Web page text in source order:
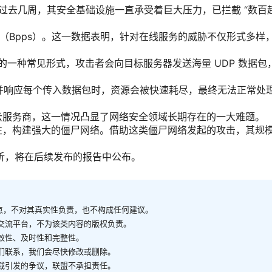
几周，其安全基础设施一直承受着巨大压力，已拦截 “数百
Bpps）。这一数据表明，针对在线服务的威胁不仅形式多样
种常见形式，攻击者会向目标服务器发送海量 UDP 数据包
应每个传入数据包时，资源会被快速耗尽，最终无法正常处
务商，这一情况凸显了网络安全领域长期存在的一大难题。
构建强大的僵尸网络。借助这类僵尸网络发起的攻击，其规
将在后续发布的报告中公布。
不对其真实性负责，也不构成任何建议。
平台，不为该类内容的版权负责。
、及时性和完整性。
系，我们会尽快修改或删除。
发的争议，联盟不承担责任。